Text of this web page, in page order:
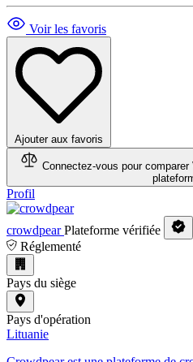
Voir les favoris
Ajouter aux favoris
Connectez-vous pour comparer
Profil
crowdpear Plateforme vérifiée
Réglementé
Pays du siège
Pays d'opération
Lituanie